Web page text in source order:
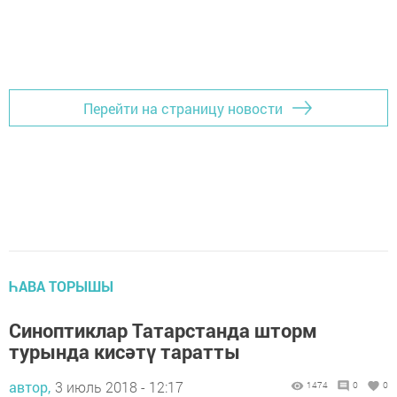
Перейти на страницу новости
ҺАВА ТОРЫШЫ
Синоптиклар Татарстанда шторм
турында кисәтү таратты
автор, 3 июль 2018 - 12:17 1474 0 0